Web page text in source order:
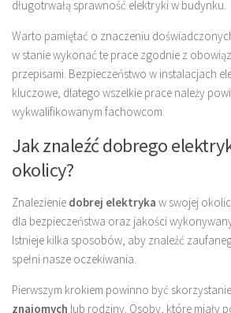
długotrwałą sprawność elektryki w budynku.
Warto pamiętać o znaczeniu
w stanie wykonać te prace zgodnie z
przepisami. Bezpieczeństwo w instalacjach
kluczowe, dlatego wszelkie prace należy
wykwalifikowanym fachowcom.
Jak znaleźć dobrego
okolicy?
Znalezienie dobrej elektryka w swojej
dla bezpieczeństwa oraz jakości
Istnieje kilka sposobów, aby znaleźć
spełni nasze oczekiwania.
Pierwszym krokiem powinno być
znajomych lub rodziny. Osoby, które miały